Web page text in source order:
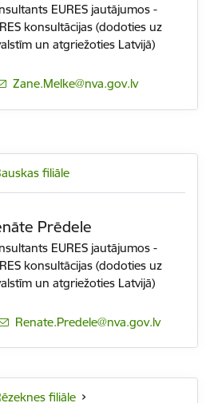
EURES jautājumos -
konsultācijas (dodoties uz
un atgriežoties Latvijā)
E-pasts:
Zane.Melke@nva.gov.lv
filiāle
Prēdele
EURES jautājumos -
konsultācijas (dodoties uz
un atgriežoties Latvijā)
E-pasts:
Renate.Predele@nva.gov.lv
filiāle